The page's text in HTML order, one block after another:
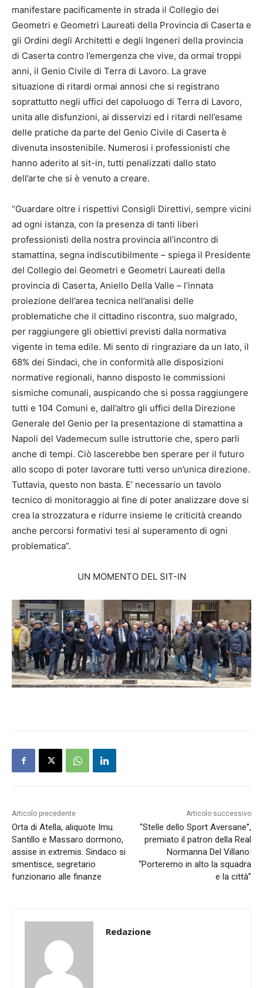
manifestare pacificamente in strada il Collegio dei
Geometri e Geometri Laureati della Provincia di Caserta e
gli Ordini degli Architetti e degli Ingeneri della provincia
di Caserta contro l’emergenza che vive, da ormai troppi
anni, il Genio Civile di Terra di Lavoro. La grave
situazione di ritardi ormai annosi che si registrano
soprattutto negli uffici del capoluogo di Terra di Lavoro,
unita alle disfunzioni, ai disservizi ed i ritardi nell’esame
delle pratiche da parte del Genio Civile di Caserta è
divenuta insostenibile. Numerosi i professionisti che
hanno aderito al sit-in, tutti penalizzati dallo stato
dell’arte che si è venuto a creare.
“Guardare oltre i rispettivi Consigli Direttivi, sempre vicini
ad ogni istanza, con la presenza di tanti liberi
professionisti della nostra provincia all’incontro di
stamattina, segna indiscutibilmente – spiega il Presidente
del Collegio dei Geometri e Geometri Laureati della
provincia di Caserta, Aniello Della Valle – l’innata
proiezione dell’area tecnica nell’analisi delle
problematiche che il cittadino riscontra, suo malgrado,
per raggiungere gli obiettivi previsti dalla normativa
vigente in tema edile. Mi sento di ringraziare da un lato, il
68% dei Sindaci, che in conformità alle disposizioni
normative regionali, hanno disposto le commissioni
sismiche comunali, auspicando che si possa raggiungere
tutti e 104 Comuni e, dall’altro gli uffici della Direzione
Generale del Genio per la presentazione di stamattina a
Napoli del Vademecum sulle istruttorie che, spero parli
anche di tempi. Ciò lascerebbe ben sperare per il futuro
allo scopo di poter lavorare tutti verso un’unica direzione.
Tuttavia, questo non basta. E’ necessario un tavolo
tecnico di monitoraggio al fine di poter analizzare dove si
crea la strozzatura e ridurre insieme le criticità creando
anche percorsi formativi tesi al superamento di ogni
problematica”.
UN MOMENTO DEL SIT-IN
Articolo precedente
Orta di Atella, aliquote Imu.
Santillo e Massaro dormono,
assise in extremis. Sindaco si
smentisce, segretario
funzionario alle finanze
Articolo successivo
“Stelle dello Sport Aversane”,
premiato il patron della Real
Normanna Del Villano:
“Porteremo in alto la squadra
e la città”
Redazione